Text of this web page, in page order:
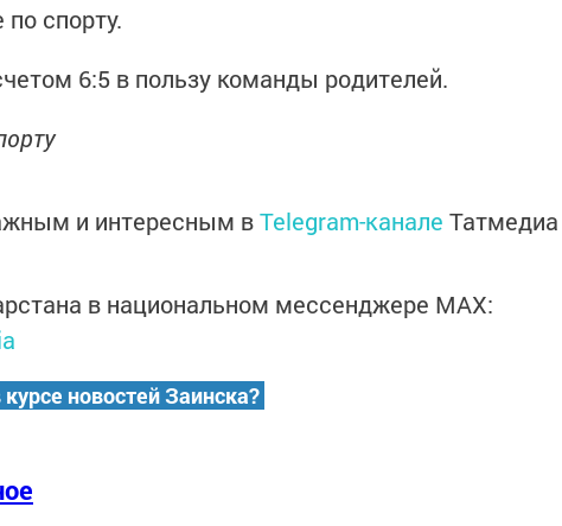
спорту.
6:5 в пользу команды родителей.
и интересным вTelegram-канале Татмедиа
в национальном мессенджере MАХ:
новостей Заинска?